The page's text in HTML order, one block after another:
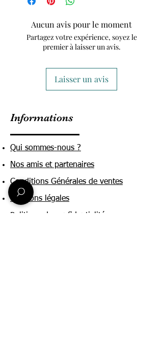
Aucun avis pour le moment
Partagez votre expérience, soyez le
premier à laisser un avis.
Laisser un avis
Informations
Qui sommes-nous ?
Nos amis et partenaires
Conditions Générales de ventes
Mentions légales
Politique de confidentialité